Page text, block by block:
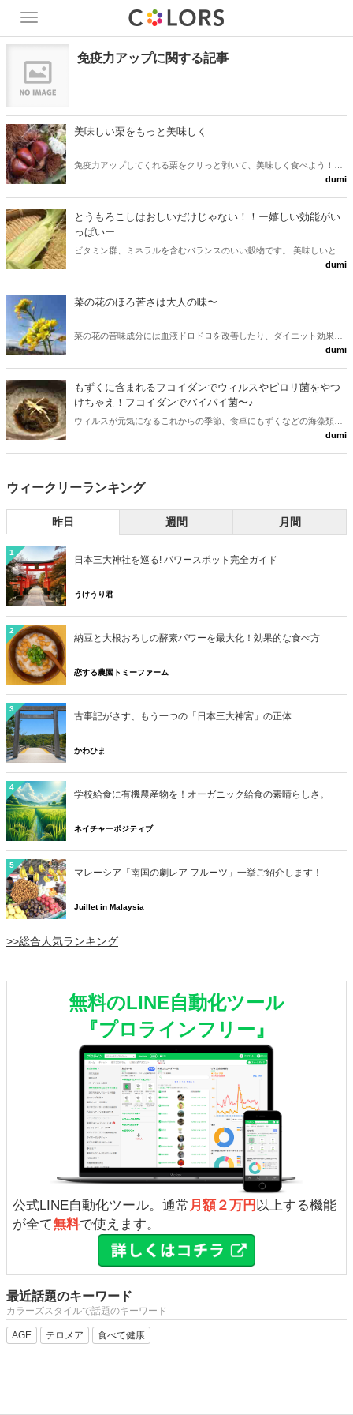
Toggle
navigation
免疫力アップに関する記事
美味しい栗をもっと美味しく
免疫力アップしてくれる栗をクリっと剥いて、美味しく食べよう！！
dumi
とうもろこしはおしいだけじゃない！！ー嬉しい効能がい
っぱいー
ビタミン群、ミネラルを含むバランスのいい穀物です。 美味しいとう
dumi
菜の花のほろ苦さは大人の味〜
菜の花の苦味成分には血液ドロドロを改善したり、ダイエット効果が
dumi
もずくに含まれるフコイダンでウィルスやピロリ菌をやつ
けちゃえ！フコイダンでバイバイ菌〜♪
ウィルスが元気になるこれからの季節、食卓にもずくなどの海藻類を
dumi
ウィークリーランキング
昨日 週間 月間
1
日本三大神社を巡る! パワースポット完全ガイド
うけうり君
2
納豆と大根おろしの酵素パワーを最大化！効果的な食べ方
恋する農園トミーファーム
3
古事記がさす、もう一つの「日本三大神宮」の正体
かわひま
4
学校給食に有機農産物を！オーガニック給食の素晴らしさ。
ネイチャーポジティブ
5
マレーシア「南国の劇レア フルーツ」一挙ご紹介します！
Juillet in Malaysia
>>総合人気ランキング
無料のLINE自動化ツール
『プロラインフリー』
公式LINE自動化ツール。通常 月額２万円 以上する機能
が全て無料で使えます。
最近話題のキーワード
カラーズスタイルで話題のキーワード
AGE テロメア 食べて健康